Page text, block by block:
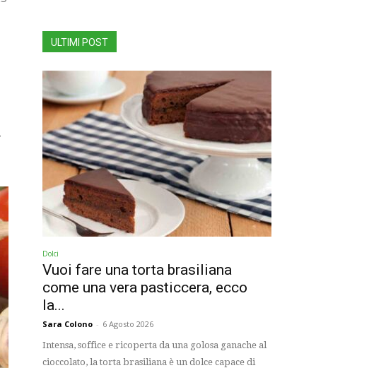
ULTIMI POST
Dolci
Vuoi fare una torta brasiliana
come una vera pasticcera, ecco
la...
Sara Colono - 6 Agosto 2026
Intensa, soffice e ricoperta da una golosa ganache al
cioccolato, la torta brasiliana è un dolce capace di